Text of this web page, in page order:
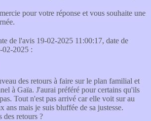
pour votre réponse et vous souhaite une
de l'avis 19-02-2025 11:00:17, date de
02-2025 :
des retours à faire sur le plan familial et
à Gaïa. J'aurai préféré pour certains qu'ils
Tout n'est pas arrivé car elle voit sur au
ans mais je suis bluffée de sa justesse.
des retours ?